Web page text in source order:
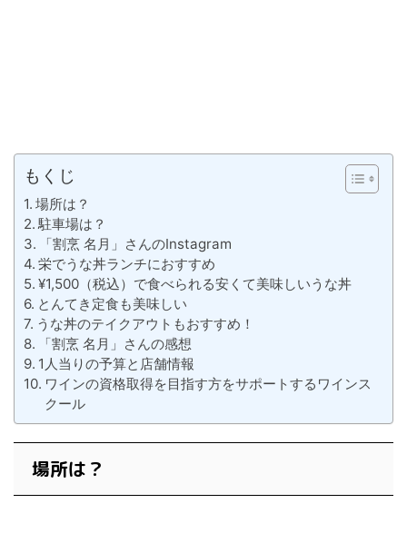
もくじ
場所は？
駐車場は？
「割烹 名月」さんのInstagram
栄でうな丼ランチにおすすめ
¥1,500（税込）で食べられる安くて美味しいうな丼
とんてき定食も美味しい
うな丼のテイクアウトもおすすめ！
「割烹 名月」さんの感想
1人当りの予算と店舗情報
ワインの資格取得を目指す方をサポートするワインス
クール
場所は？